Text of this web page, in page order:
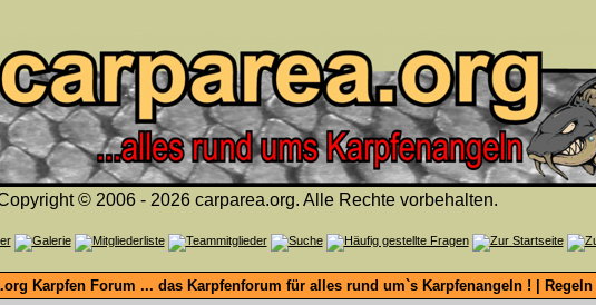
© 2006 - 2026 carparea.org. Alle Rechte vorbehalten.
Karpfen Forum ... das Karpfenforum für alles rund um`s Karpfenangeln ! | Regeln